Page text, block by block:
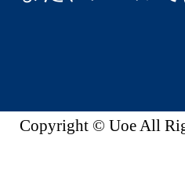
Copyright © Uoe All